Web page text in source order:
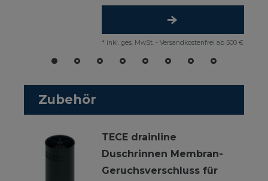
* inkl. ges. MwSt. - Versandkostenfrei ab 500 €
Zubehör
TECE drainline
Duschrinnen Membran-
Geruchsverschluss für